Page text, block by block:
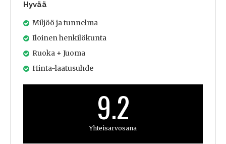
Hyvää
Miljöö ja tunnelma
Iloinen henkilökunta
Ruoka + Juoma
Hinta-laatusuhde
9.2
Yhteisarvosana